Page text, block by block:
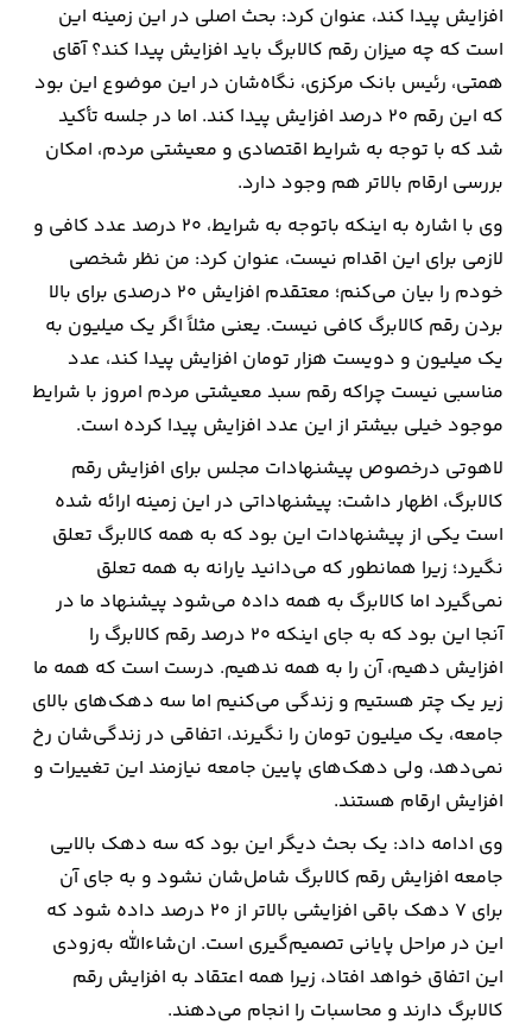
نوتیف
شناور
افزایش پیدا کند، عنوان کرد: بحث اصلی در این زمینه این
است که چه میزان رقم کالابرگ باید افزایش پیدا کند؟ آقای
همتی، رئیس بانک مرکزی، نگاه‌شان در این موضوع این بود
که این رقم ۲۰ درصد افزایش پیدا کند. اما در جلسه تأکید
شد که با توجه به شرایط اقتصادی و معیشتی مردم، امکان
بررسی ارقام بالاتر هم وجود دارد.
وی با اشاره به اینکه باتوجه به شرایط، ۲۰ درصد عدد کافی و
لازمی برای این اقدام نیست، عنوان کرد: من نظر شخصی
خودم را بیان می‌کنم؛ معتقدم افزایش ۲۰ درصدی برای بالا
بردن رقم کالابرگ کافی نیست. یعنی مثلاً اگر یک میلیون به
یک میلیون و دویست هزار تومان افزایش پیدا کند، عدد
مناسبی نیست چراکه رقم سبد معیشتی مردم امروز با شرایط
موجود خیلی بیشتر از این عدد افزایش پیدا کرده است.
لاهوتی درخصوص پیشنهادات مجلس برای افزایش رقم
کالابرگ، اظهار داشت: پیشنهاداتی در این زمینه ارائه شده
است یکی از پیشنهادات این بود که به همه کالابرگ تعلق
نگیرد؛ زیرا همانطور که می‌دانید یارانه به همه تعلق
نمی‌گیرد اما کالابرگ به همه داده می‌شود پیشنهاد ما در
آنجا این بود که به جای اینکه ۲۰ درصد رقم کالابرگ را
افزایش دهیم، آن را به همه ندهیم. درست است که همه ما
زیر یک چتر هستیم و زندگی می‌کنیم اما سه دهک‌های بالای
جامعه، یک میلیون تومان را نگیرند، اتفاقی در زندگی‌شان رخ
نمی‌دهد، ولی دهک‌های پایین جامعه نیازمند این تغییرات و
افزایش ارقام هستند.
وی ادامه داد: یک بحث دیگر این بود که سه دهک بالایی
جامعه افزایش رقم کالابرگ شامل‌شان نشود و به جای آن
برای ۷ دهک باقی افزایشی بالاتر از ۲۰ درصد داده شود که
این در مراحل پایانی تصمیم‌گیری است. ان‌شاءالله به‌زودی
این اتفاق خواهد افتاد، زیرا همه اعتقاد به افزایش رقم
کالابرگ دارند و محاسبات را انجام می‌دهند.